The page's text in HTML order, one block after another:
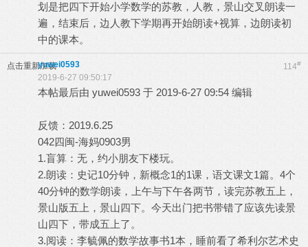
划是把四下开始小学数学的苏教，人教，景山交叉朗读一
遍，结束后，边人教下学期再开始朗读+视算，边朗读初
中的课本。
点击重新加载 114#
yuwei0593
2019-6-27 09:50:17
本帖最后由 yuwei0593 于 2019-6-27 09:54 编辑
反馈：2019.6.25
042四闽-海妈0903男
1.盲算：无，约小朋友下楼玩。
2.朗读：史记10分钟，新概念1的1课，语文课文1篇。4个
40分钟的数学朗读，上午与下午各两节，读完苏教五上，
景山版五上，景山四下。今天出门把书带错了应该先读景
山四下，带成五上了。
3.阅读：李毓佩的数学故事书1本，睡前看了希利尔艺术史